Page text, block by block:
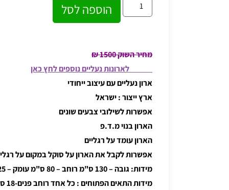
הוספה לסל
מחיר השוק 1500 ₪
לארונות נעליים נוספים לחץ כאן
ארון נעליים עם עיצוב ייחודי
ארץ ייצור : ישראל
אפשרות לשילובי צבעים שונים
הארון בנוי מ.ד.פ
הארון עומד על רגליים
אפשרות לקבל את הארון על סוקל במקום על
מידות: גובה – 130 ס"מ רוחב – 80 ס"מ עומק – 25 ס"מ
מידות התאים הפתוחים : כל אחד רוחב פנים-18 ס"מ גובה פנים-24 ס"מ